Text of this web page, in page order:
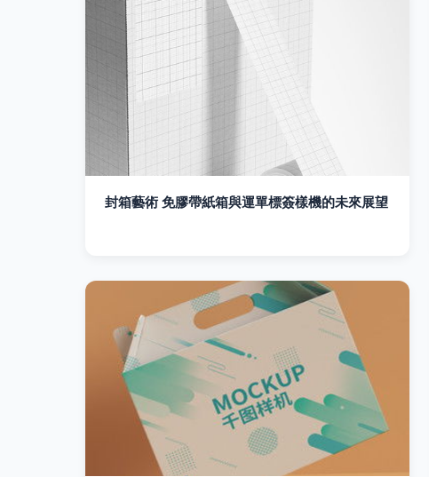
封箱藝術 免膠帶紙箱與運單標簽樣機的未來展望